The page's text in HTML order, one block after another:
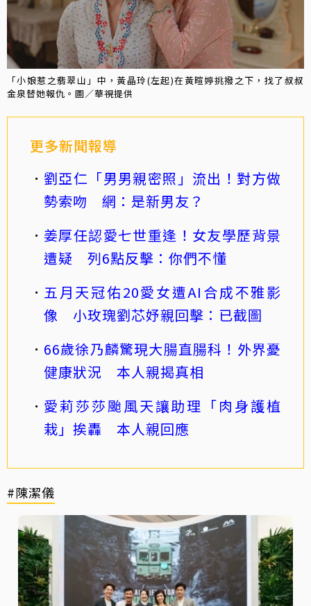
「小娘惹之翡翠山」中，黃晶玲(左起)在黃暄婷挑撥之下，找了叔叔
金泉替她報仇。圖／華視提供
更多新聞報導
劉亞仁「男男親密照」流出！對方做
勢索吻 網：是新男友？
姜厚任認愛七世重逢！女友學歷背景
遭疑 列6點反擊：你們不懂
五月天冠佑20愛女遭AI合成不雅影
像 小玫瑰劉芯妤親回擊：已截圖
66歲徐乃麟驚現大腸直腸科！外界憂
健康狀況 本人親揭真相
愛莉莎莎颱風天讓助理「肉身護植
栽」挨轟 本人親回應
#陳潔儀